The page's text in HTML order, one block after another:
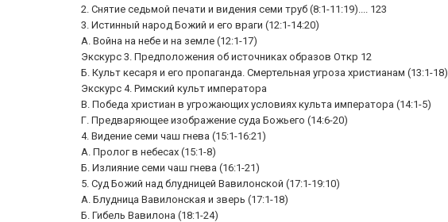
2. Снятие седьмой печати и видения семи труб (8:1-11:19).... 123
3. Истинный народ Божий и его враги (12:1-14:20)
A. Война на небе и на земле (12:1-17)
Экскурс 3. Предположения об источниках образов Откр 12
Б. Культ кесаря и его пропаганда. Смертельная угроза христианам (13:1-18)
Экскурс 4. Римский культ императора
B. Победа христиан в угрожающих условиях культа императора (14:1-5)
Г. Предваряющее изображение суда Божьего (14:6-20)
4. Видение семи чаш гнева (15:1-16:21)
А. Пролог в небесах (15:1-8)
Б. Излияние семи чаш гнева (16:1-21)
5. Суд Божий над блудницей Вавилонской (17:1-19:10)
A. Блудница Вавилонская и зверь (17:1-18)
Б. Гибель Вавилона (18:1-24)